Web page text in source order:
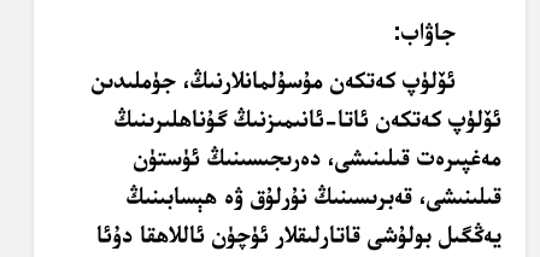
جاۋاب:
ئۆلۈپ كەتكەن مۇسۇلمانلارنىڭ، جۈملىدىن
ئۆلۈپ كەتكەن ئاتا-ئانىمىزنىڭ گۇناھلىرىنىڭ
مەغپىرەت قىلىنىشى، دەرىجىسىنىڭ ئۈستۈن
قىلىنىشى، قەبرىسىنىڭ نۇرلۇق ۋە ھېسابىنىڭ
يەڭگىل بولۇشى قاتارلىقلار ئۈچۈن ئاللاھقا دۇئا